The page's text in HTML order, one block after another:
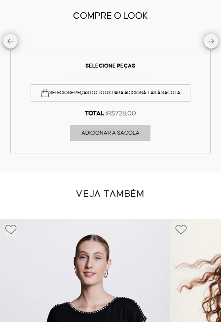
COMPRE O LOOK
SELECIONE PEÇAS
SELECIONE PEÇAS DO LOOK PARA ADICIONÁ-LAS À SACOLA
TOTAL :R$728,00
ADICIONAR À SACOLA
VEJA TAMBÉM